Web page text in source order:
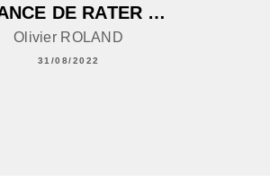
DE RATER …
Olivier ROLAND
31/08/2022